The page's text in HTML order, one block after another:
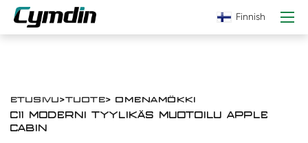
Finnish
ETUSIVU>TUOTE> OMENAMÖKKI
C11 MODERNI TYYLIKÄS MUOTOILU APPLE
CABIN